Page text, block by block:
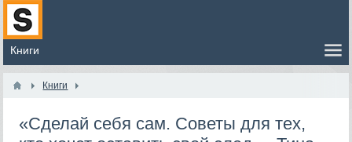
Книги
«Сделай себя сам. Советы для тех,